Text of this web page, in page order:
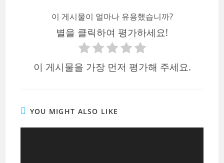
이 게시물이 얼마나 유용했습니까?
별을 클릭하여 평가하세요!
이 게시물을 가장 먼저 평가해 주세요.
YOU MIGHT ALSO LIKE